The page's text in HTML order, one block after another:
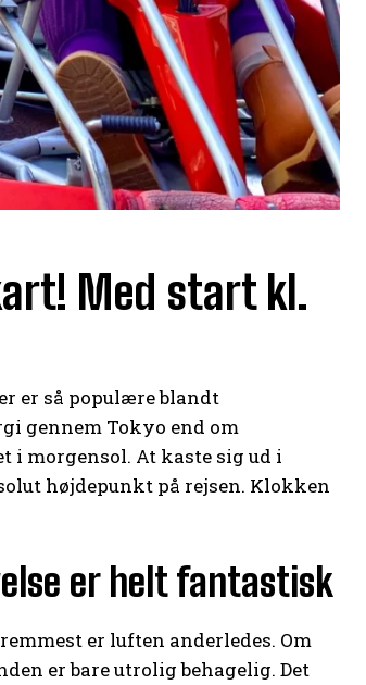
Med start kl.
er så populære blandt
gennem Tokyo end om
i morgensol. At kaste sig ud i
højdepunkt på rejsen. Klokken
er helt fantastisk
er luften anderledes. Om
er bare utrolig behagelig. Det